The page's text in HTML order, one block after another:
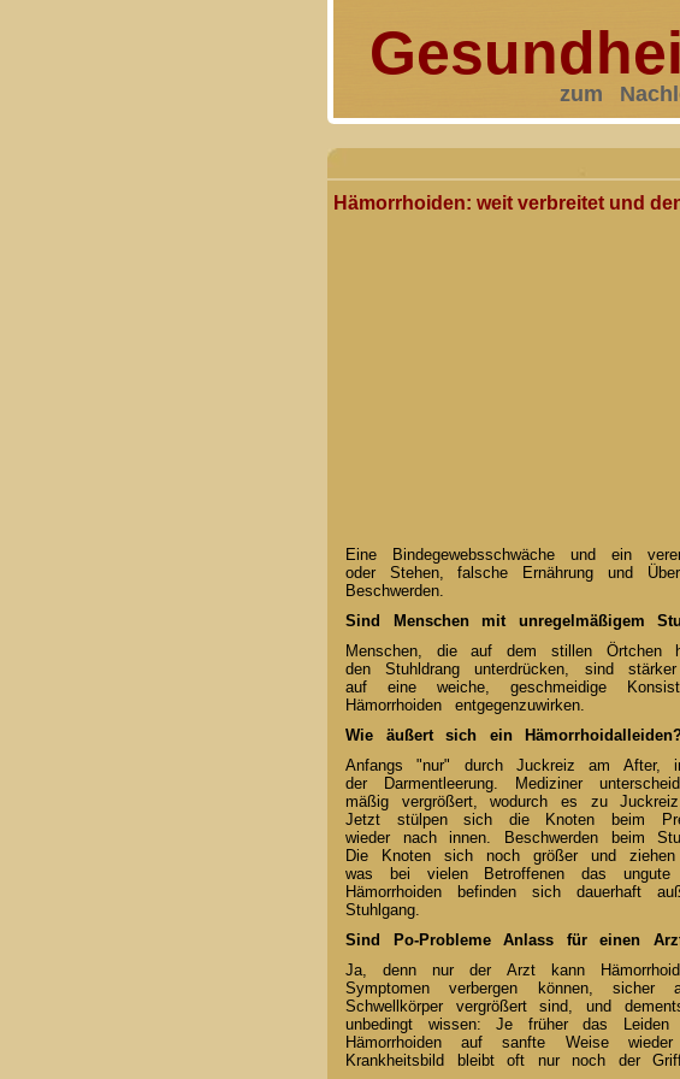
zum
Hämorrhoiden: weit verbreitet und
Eine Bindegewebsschwäche und ein
oder Stehen, falsche Ernährung und
Beschwerden.
Sind Menschen mit unregelmäßigem
Menschen, die auf dem stillen
den Stuhldrang unterdrücken, sind
auf eine weiche, geschmeidige
Hämorrhoiden entgegenzuwirken.
Wie äußert sich ein
Anfangs "nur" durch Juckreiz am After,
der Darmentleerung. Mediziner
mäßig vergrößert, wodurch es zu
Jetzt stülpen sich die Knoten beim
wieder nach innen. Beschwerden beim
Die Knoten sich noch größer und
was bei vielen Betroffenen das ungute
Hämorrhoiden befinden sich dauerhaft
Stuhlgang.
Sind Po-Probleme Anlass für einen
Ja, denn nur der Arzt kann
Symptomen verbergen können,
Schwellkörper vergrößert sind, und
unbedingt wissen: Je früher das
Hämorrhoiden auf sanfte Weise
Krankheitsbild bleibt oft nur noch der